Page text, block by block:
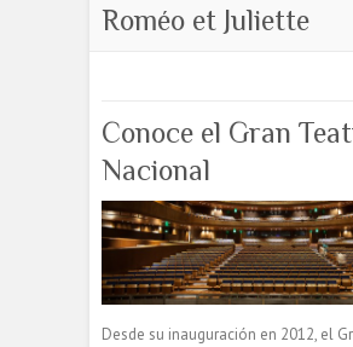
Roméo et Juliette
Conoce el Gran
Nacional
Desde su inauguración en 2012, el